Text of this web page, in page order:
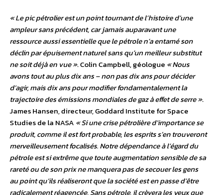
« Le pic pétrolier est un point tournant de l’histoire d’une
ampleur sans précédent, car jamais auparavant une
ressource aussi essentielle que le pétrole n’a entamé son
déclin par épuisement naturel sans qu’un meilleur substitut
ne soit déjà en vue ». Colin Campbell, géologue « Nous
avons tout au plus dix ans – non pas dix ans pour décider
d’agir, mais dix ans pour modifier fondamentalement la
trajectoire des émissions mondiales de gaz à effet de serre ».
James Hansen, directeur, Goddard Institute for Space
Studies de la NASA « Si une crise pétrolière d’importance se
produit, comme il est fort probable, les esprits s’en trouveront
merveilleusement focalisés. Notre dépendance à l’égard du
pétrole est si extrême que toute augmentation sensible de sa
rareté ou de son prix ne manquera pas de secouer les gens
au point qu’ils réaliseront que la société est en passe d’être
radicalement réagencée. Sans pétrole, il crèvera les yeux que